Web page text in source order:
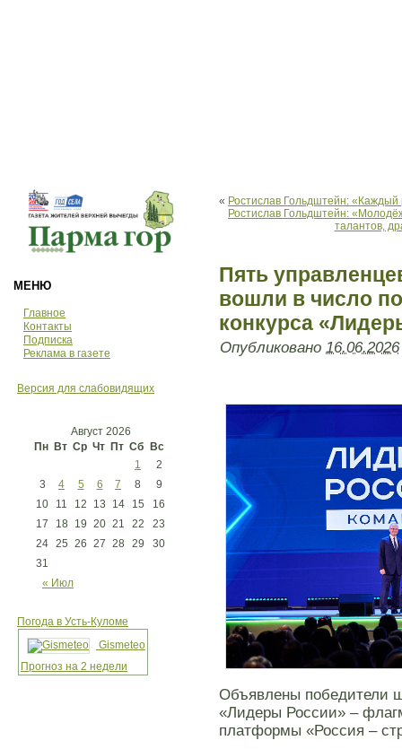
МЕНЮ
Главное
Контакты
Подписка
Реклама в газете
Версия для слабовидящих
Август 2026
Пн Вт Ср Чт Пт Сб Вс
« Июл
1
2
3
4 5 6 7 8
9
10
11 12 13 14 15
16
17
18 19 20 21 22
23
24 25 26 27 28 29
30
31
Погода в Усть-Куломе
Gismeteo
Прогноз на 2 недели
« Ростислав Гольдштейн: «Каждый
Ростислав Гольдштейн:
талантов,
Пять
вошли в число
конкурса
Опубликовано 16.06.2026
Объявлены победители
«Лидеры России» –
платформы «Россия –